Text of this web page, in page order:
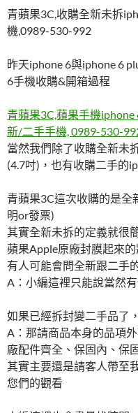
青蘋果3C,收購全新未拆
機,0989-530-992
昨天iphone 6與iphone 6
6手機收購&開箱過程
青蘋果3C,蘋果手機
新/二手手機, 0989-530-
當然我們除了收購全新未
(4.7吋)，也有收購二手的
青蘋果3C這次收購的是全
明or發票)
其實全新未拆的定義就很
蘋果Apple原廠封膜起來的
有人可能會問全新跟二手
A：小編這裡只能說當然
如果已經拆封變二手品了
A：那請商品本身的品項
廠配件齊全、保固內、保
其實主要還是請客人帶至
您們的觀看